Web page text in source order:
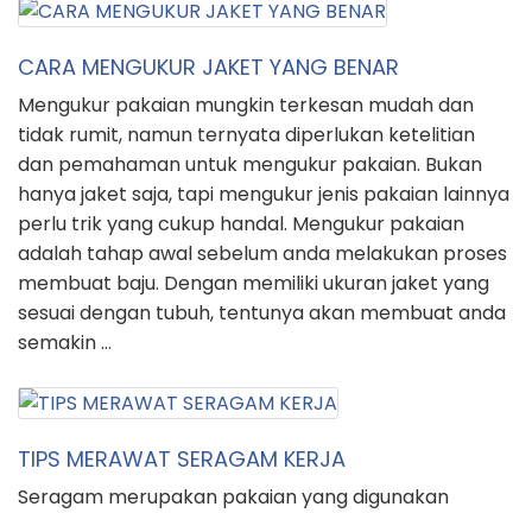
CARA MENGUKUR JAKET YANG BENAR
Mengukur pakaian mungkin terkesan mudah dan
tidak rumit, namun ternyata diperlukan ketelitian
dan pemahaman untuk mengukur pakaian. Bukan
hanya jaket saja, tapi mengukur jenis pakaian lainnya
perlu trik yang cukup handal. Mengukur pakaian
adalah tahap awal sebelum anda melakukan proses
membuat baju. Dengan memiliki ukuran jaket yang
sesuai dengan tubuh, tentunya akan membuat anda
semakin …
TIPS MERAWAT SERAGAM KERJA
Seragam merupakan pakaian yang digunakan